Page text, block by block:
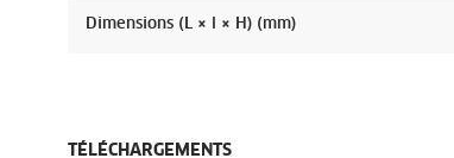
Dimensions (L × l × H) (mm)
TÉLÉCHARGEMENTS